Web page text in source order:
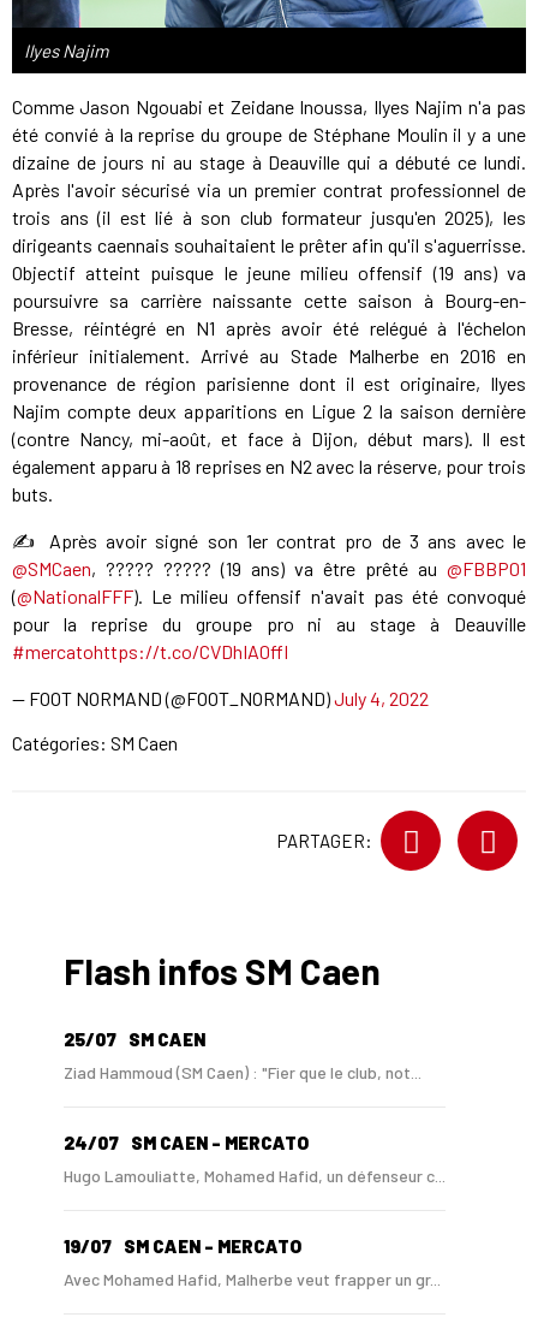
Ilyes Najim
Comme Jason Ngouabi et Zeidane Inoussa, Ilyes Najim n'a pas
été convié à la reprise du groupe de Stéphane Moulin il y a une
dizaine de jours ni au stage à Deauville qui a débuté ce lundi.
Après l'avoir sécurisé via un premier contrat professionnel de
trois ans (il est lié à son club formateur jusqu'en 2025), les
dirigeants caennais souhaitaient le prêter afin qu'il s'aguerrisse.
Objectif atteint puisque le jeune milieu offensif (19 ans) va
poursuivre sa carrière naissante cette saison à Bourg-en-
Bresse, réintégré en N1 après avoir été relégué à l'échelon
inférieur initialement. Arrivé au Stade Malherbe en 2016 en
provenance de région parisienne dont il est originaire, Ilyes
Najim compte deux apparitions en Ligue 2 la saison dernière
(contre Nancy, mi-août, et face à Dijon, début mars). Il est
également apparu à 18 reprises en N2 avec la réserve, pour trois
buts.
✍️ Après avoir signé son 1er contrat pro de 3 ans avec le
@SMCaen, ????? ????? (19 ans) va être prêté au @FBBP01
(@NationalFFF). Le milieu offensif n'avait pas été convoqué
pour la reprise du groupe pro ni au stage à Deauville
#mercatohttps://t.co/CVDhIA0ffl
— FOOT NORMAND (@FOOT_NORMAND)July 4, 2022
Catégories: SM Caen
PARTAGER:
Flash infos SM Caen
25/07 SM CAEN
Ziad Hammoud (SM Caen) : "Fier que le club, not...
24/07 SM CAEN - MERCATO
Hugo Lamouliatte, Mohamed Hafid, un défenseur c...
19/07 SM CAEN - MERCATO
Avec Mohamed Hafid, Malherbe veut frapper un gr...